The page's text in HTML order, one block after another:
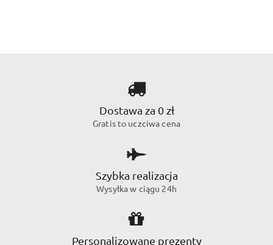
Dostawa za 0 zł
Gratis to uczciwa cena
Szybka realizacja
Wysyłka w ciągu 24h
Personalizowane prezenty